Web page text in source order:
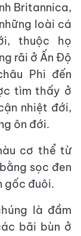
Britannica,
loài cá
thuộc họ
rãi ở Ấn Độ
Phi đến
tìm thấy ở
nhiệt đới,
ôn đới.
cơ thể từ
sọc đen
gốc đuôi.
là đầm
bãi bùn ở